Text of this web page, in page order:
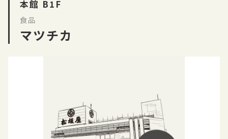
本館 B1F
食品
マツチカ